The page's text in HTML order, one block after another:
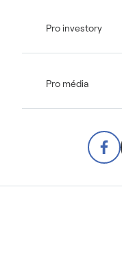
Pro investory
Pro média